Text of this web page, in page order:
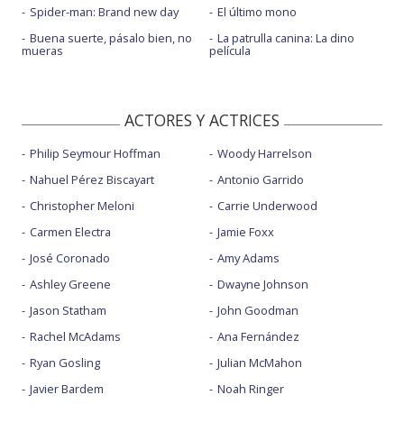
Spider-man: Brand new day
Buena suerte, pásalo bien, no
mueras
El último mono
La patrulla canina: La dino
película
ACTORES Y ACTRICES
Philip Seymour Hoffman
Nahuel Pérez Biscayart
Christopher Meloni
Carmen Electra
José Coronado
Ashley Greene
Jason Statham
Rachel McAdams
Ryan Gosling
Javier Bardem
Woody Harrelson
Antonio Garrido
Carrie Underwood
Jamie Foxx
Amy Adams
Dwayne Johnson
John Goodman
Ana Fernández
Julian McMahon
Noah Ringer